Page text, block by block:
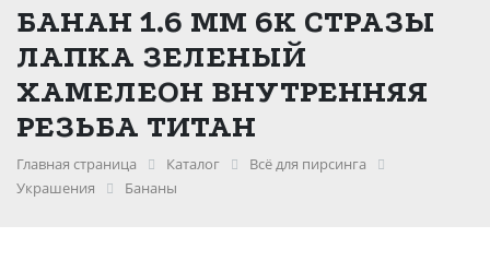
БАНАН 1.6 ММ 6K СТРАЗЫ
ЛАПКА ЗЕЛЕНЫЙ
ХАМЕЛЕОН ВНУТРЕННЯЯ
РЕЗЬБА ТИТАН
Главная страница Каталог
Всё для пирсинга
Украшения
Бананы